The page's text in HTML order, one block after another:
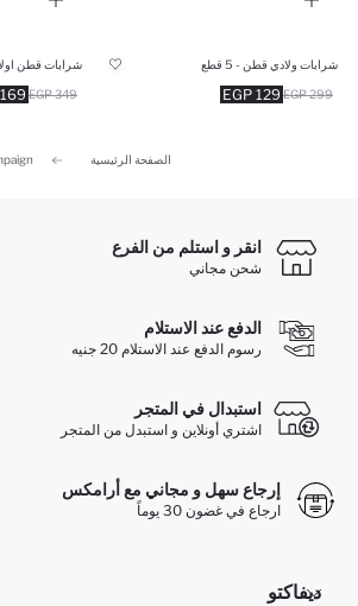
شرابات ولادي قطن - 5 قطع
129 EGP 299 EGP
شرابات قطن اولادي
169 EGP 349 EGP
الصفحة الرئيسية
انقر و استلم من الفرع
شحن مجاني
الدفع عند الاستلام
رسوم الدفع عند الاستلام 20 جنيه
استبدال في المتجر
اشتري أونلاين و استبدل من المتجر
إرجاع سهل و مجاني مع أرامكس
ارجاع في غضون 30 يوماً
ديفاكتو